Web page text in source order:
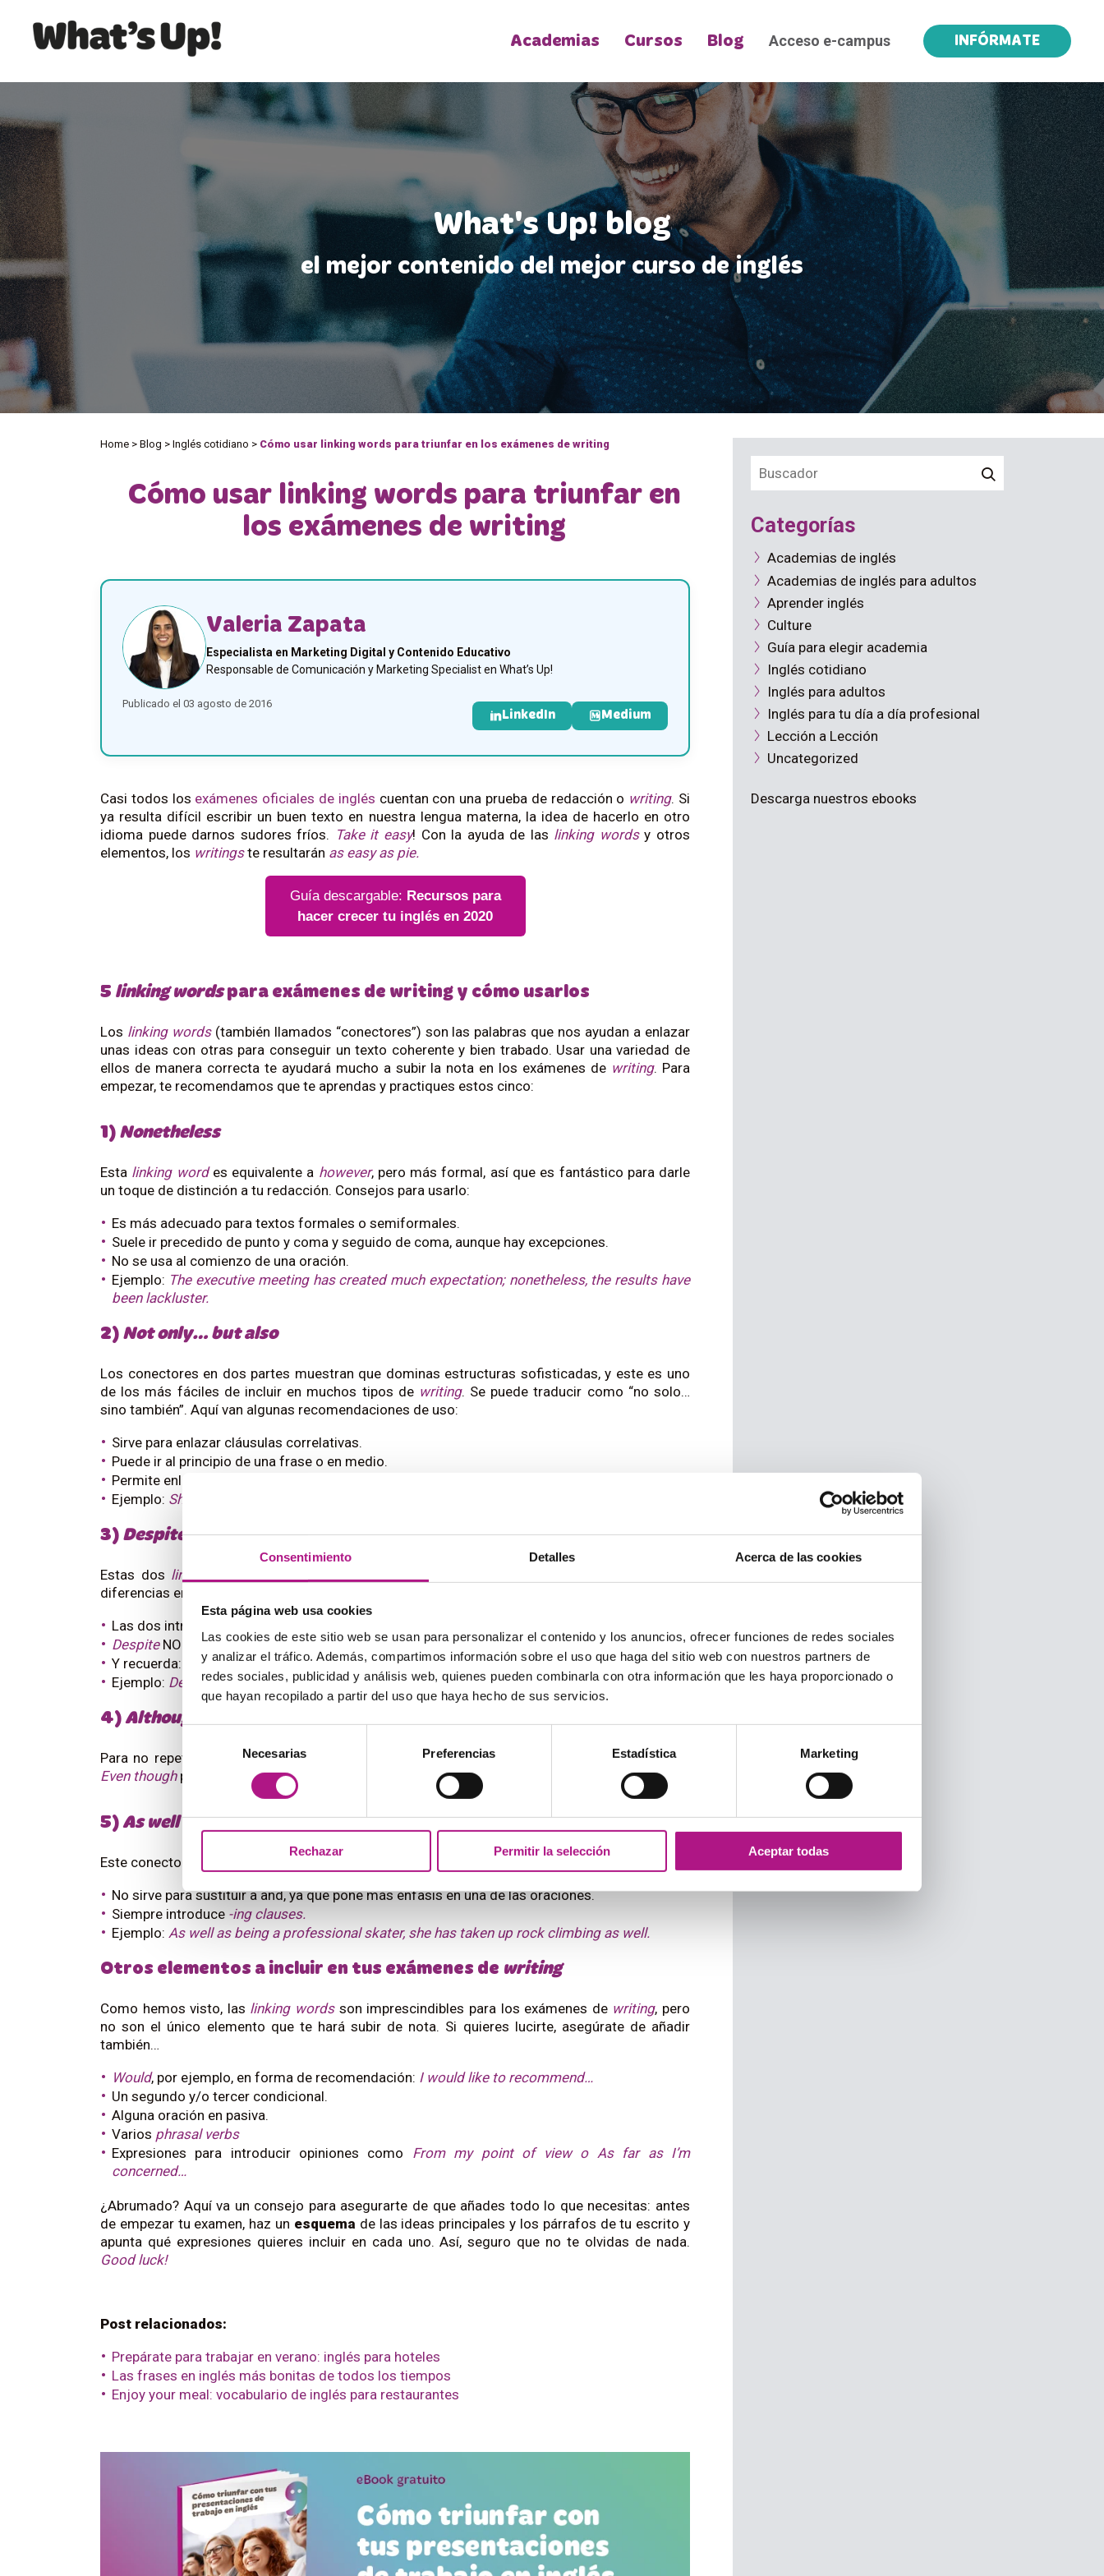
Consentimiento Detalles Acerca de las cookies
Esta página web usa cookies
Las cookies de este sitio web se usan para personalizar el contenido y los anuncios, ofrecer funciones de redes sociales
y analizar el tráfico. Además, compartimos información sobre el uso que haga del sitio web con nuestros partners de
redes sociales, publicidad y análisis web, quienes pueden combinarla con otra información que les haya proporcionado o
que hayan recopilado a partir del uso que haya hecho de sus servicios.
de
consentimiento
Necesarias Preferencias Estadística Marketing
Rechazar Permitir la selección Aceptar todas
Academias Cursos Blog Acceso e-campus INFÓRMATE
What's Up! blog
el mejor contenido del mejor curso de inglés
Home > Blog > Inglés cotidiano > Cómo usar linking words para triunfar en los exámenes de writing
Cómo usar linking words para triunfar en
los exámenes de writing
Valeria Zapata
Especialista en Marketing Digital y Contenido Educativo
Responsable de Comunicación y Marketing Specialist en What’s Up!
Publicado el 03 agosto de 2016
LinkedIn Medium
Casi todos los exámenes oficiales de inglés cuentan con una prueba de redacción o writing. Si
ya resulta difícil escribir un buen texto en nuestra lengua materna, la idea de hacerlo en otro
idioma puede darnos sudores fríos. Take it easy! Con la ayuda de las linking wordsy otros
elementos, los writingste resultarán as easy as pie.
Guía descargable: Recursos para
hacer crecer tu inglés en 2020
5 linking wordspara exámenes de writing y cómo usarlos
Los linking words(también llamados “conectores”) son las palabras que nos ayudan a enlazar
unas ideas con otras para conseguir un texto coherente y bien trabado. Usar una variedad de
ellos de manera correcta te ayudará mucho a subir la nota en los exámenes de writing. Para
empezar, te recomendamos que te aprendas y practiques estos cinco:
1) Nonetheless
Esta linking wordes equivalente a however, pero más formal, así que es fantástico para darle
un toque de distinción a tu redacción. Consejos para usarlo:
Es más adecuado para textos formales o semiformales.
Suele ir precedido de punto y coma y seguido de coma, aunque hay excepciones.
No se usa al comienzo de una oración.
Ejemplo: The executive meeting has created much expectation; nonetheless, the results have
been lackluster.
2) Not only… but also
Los conectores en dos partes muestran que dominas estructuras sofisticadas, y este es uno
de los más fáciles de incluir en muchos tipos de writing. Se puede traducir como “no solo…
sino también”. Aquí van algunas recomendaciones de uso:
Sirve para enlazar cláusulas correlativas.
Puede ir al principio de una frase o en medio.
Permite enlazar dos adjetivos, dos sustantivos o dos verbos.
Ejemplo: She has not only worked as an English teacher, but also as a translator
3) Despite / In spite of
Estas dos linking words
significan lo mismo: “a pesar de”. Su uso presenta semejanzas y
diferencias entre ambas así que estate atento a estos puntos:
Las dos introducen
DespiteNO va seguido de of.
Y recuerda: esin spite of,noin spite on.
Ejemplo: Despite / In spite of getting excellent marks, Jane chose not to continue her studies.
4)Although
Para no repetirte, puedes usar estas dos linking wordspara sustituir a yin spite of.
Even thoughpone un poco más de énfasis que although, pero son muy similares.
5)As well as
Este conector es muy común, así que asegúrate de que lo usas bien:
No sirve para sustituir a and, ya que pone más énfasis en una de las oraciones.
Siempre introduce -ing clauses.
Ejemplo: As well as being a professional skater, she has taken up rock climbing as well.
Otros elementos a incluir en tus exámenes de writing
Como hemos visto, las linking wordsson imprescindibles para los exámenes de writing, pero
no son el único elemento que te hará subir de nota. Si quieres lucirte, asegúrate de añadir
también…
Would, por ejemplo, en forma de recomendación: I would like to recommend…
Un segundo y/o tercer condicional.
Alguna oración en pasiva.
Varios phrasal verbs
Expresiones para introducir opiniones como From my point of view o As far as I’m
concerned…
¿Abrumado? Aquí va un consejo para asegurarte de que añades todo lo que necesitas: antes
de empezar tu examen, haz un esquema de las ideas principales y los párrafos de tu escrito y
apunta qué expresiones quieres incluir en cada uno. Así, seguro que no te olvidas de nada.
Good luck!
Post relacionados:
Prepárate para trabajar en verano: inglés para hoteles
Las frases en inglés más bonitas de todos los tiempos
Enjoy your meal: vocabulario de inglés para restaurantes
Categorías
Academias de inglés
Academias de inglés para adultos
Aprender inglés
Culture
Guía para elegir academia
Inglés cotidiano
Inglés para adultos
Inglés para tu día a día profesional
Lección a Lección
Uncategorized
Descarga nuestros ebooks